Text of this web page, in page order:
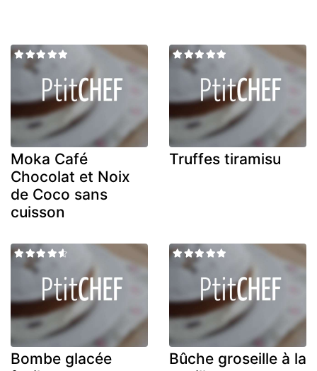
Moka Café
Chocolat et Noix
de Coco sans
cuisson
Truffes tiramisu
Bombe glacée
Bûche groseille à la